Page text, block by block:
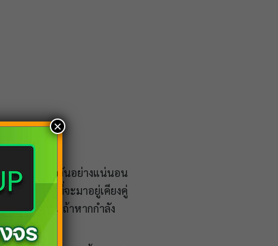
นื้อคู่ในเร็ววันอย่างแน่นอน
ใครสักคนที่จะมาอยู่เคียงคู่
าจจะดีขึ้น ถ้าหากกำลัง
ตรนั่นเอง
×